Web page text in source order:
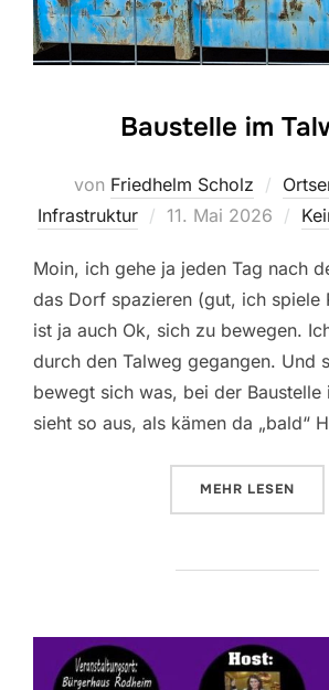
Baustelle im
von Friedhelm Scholz
Infrastruktur
Veröffentlicht
11. Mai 2026
Moin, ich gehe ja jeden Tag nach
das Dorf spazieren (gut, ich spiele
ist ja auch Ok, sich zu bewegen.
durch den Talweg gegangen. Und
bewegt sich was, bei der Baustelle
sieht so aus, als kämen da „bald“
MEHR ÜBER
LESEN